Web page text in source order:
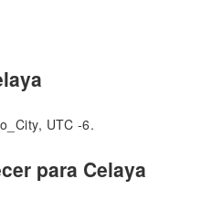
UTC -6.
para Celaya